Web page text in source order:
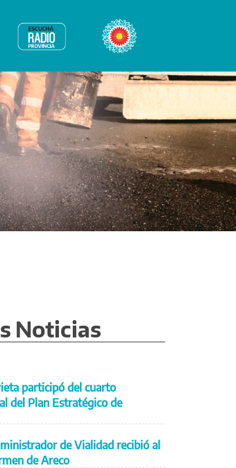
Radio Provincia Bicentenario
Noticias
participó del cuarto
del Plan Estratégico de
de Vialidad recibió al
de Areco